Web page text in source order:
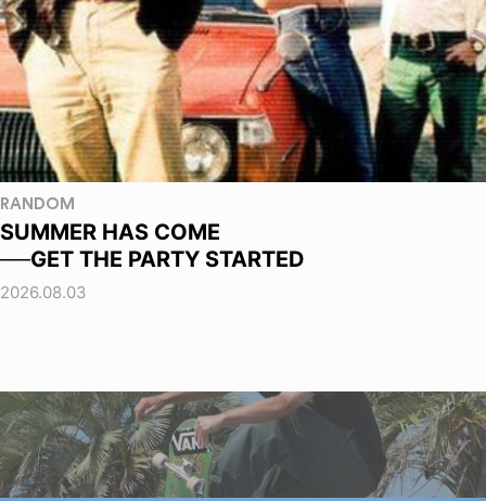
RANDOM
SUMMER HAS COME
──GET THE PARTY STARTED
2026.08.03